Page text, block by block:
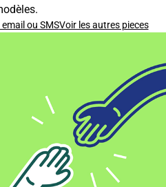
ou SMSVoir les autres pieces